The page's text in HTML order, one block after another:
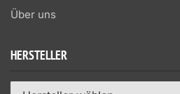
Über uns
HERSTELLER